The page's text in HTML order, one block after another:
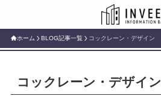
ホーム BLOG記事一覧 コックレーン・デザイン
コックレーン・デザイン